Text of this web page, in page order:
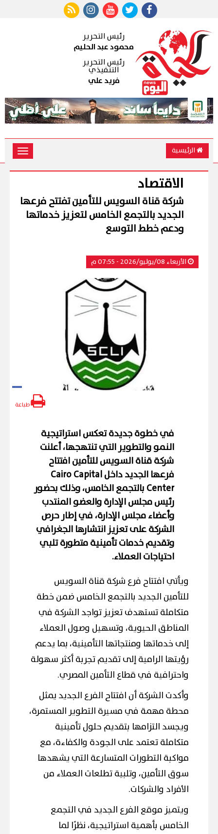
رئيس التحرير
محمود عبد الحليم
رئيس التحرير
التنفيذي
فريد علي
الرئيسية
Toggle
الاقتصاد
شركة قناة السويس للتأمين تفتتح فرعها
الجديد بالتجمع الخامس لتعزيز خدماتها
ودعم خطط التوسع
الأربعاء 08/يوليو/2026 - 07:55 م
طباعة
في خطوة جديدة تعكس استراتيجية
النمو والتطوير التي تنتهجها، أعلنت
شركة قناة السويس للتأمينافتتاح
فرعها الجديد داخلCairo Capital
Center بالتجمع الخامس
، وذلك بحضور
رئيس مجلس الإدارة والعضو المنتدب
وأعضاء مجلس الإدارة، في إطار حرص
الشركة على تعزيز انتشارها الجغرافي
وتقديم خدمات تأمينية متطورة تلبي
احتياجات العملاء.
ويأتي افتتاح فرع شركة قناة السويس
للتأمين الجديد بالتجمع الخامس ضمن خطة
متكاملة تستهدف تعزيز تواجد الشركة في
المناطق الحيوية، وتسهيل وصول العملاء
إلى خدماتها ومنتجاتها التأمينية، بما يدعم
رؤيتها الرامية إلى تقديم تجربة أكثر سهولة
واحترافية في قطاع التأمين المصري.
وأكدت الشركة أن افتتاح الفرع الجديد يمثل
محطة مهمة في مسيرة التطوير المستمرة،
ويجسد التزامها بتقديم حلول تأمينية
متكاملة تعتمد على الجودة والكفاءة، مع
مواكبة التطورات المتسارعة التي يشهدها
سوق التأمين، وتلبية تطلعات العملاء من
الأفراد والشركات.
ويتميز موقع الفرع الجديد في التجمع
الخامس بأهمية استراتيجية، نظرًا لما